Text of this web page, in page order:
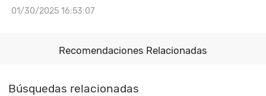
01/30/2025 16:53:07
Recomendaciones Relacionadas
Búsquedas relacionadas